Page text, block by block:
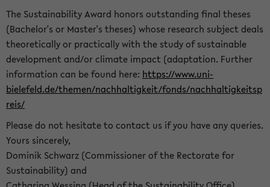
The Sustainability Award honors outstanding final theses
(Bachelor's or Master's theses) whose research subject deals
theoretically or practically with the study of sustainable
development and/or climate impact (adaptation. Further
information can be found here: https://www.uni-
bielefeld.de/themen/nachhaltigkeit/fonds/nachhaltigkeitsp
reis/
Please do not hesitate to contact us if you have any queries.
Yours sincerely,
Dominik Schwarz (Commissioner of the Rectorate for
Sustainability) and